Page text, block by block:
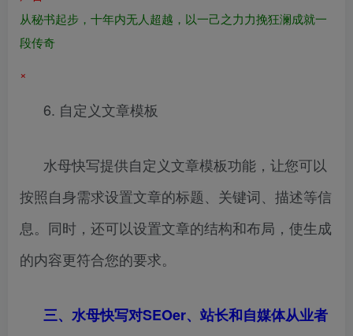
从秘书起步，十年内无人超越，以一己之力力挽狂澜成就一
段传奇
×
6. 自定义文章模板
水母快写提供自定义文章模板功能，让您可以
按照自身需求设置文章的标题、关键词、描述等信
息。同时，还可以设置文章的结构和布局，使生成
的内容更符合您的要求。
三、水母快写对SEOer、站长和自媒体从业者